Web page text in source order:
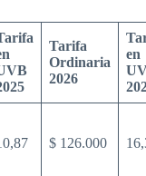
Tarifa
Ordinaria
2026
en
$ 126.000